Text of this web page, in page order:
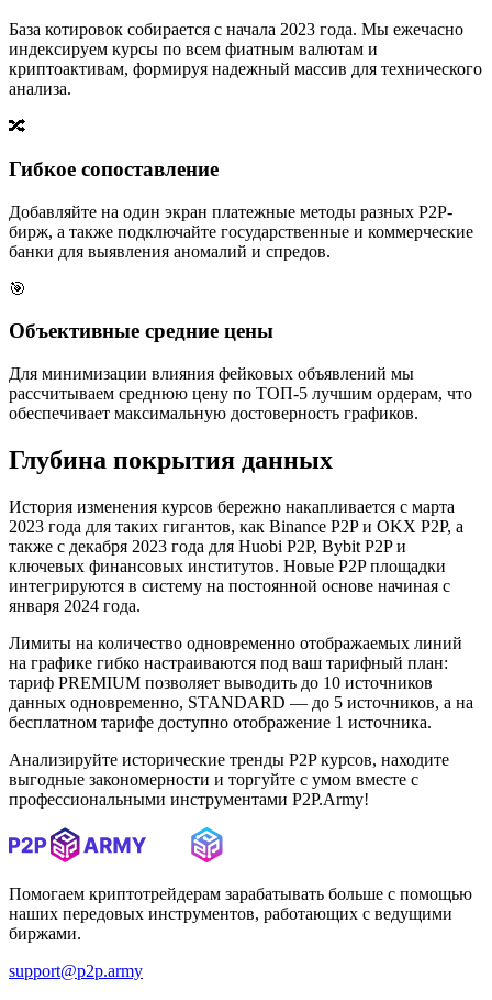
База котировок собирается с начала 2023 года. Мы ежечасно
индексируем курсы по всем фиатным валютам и
криптоактивам, формируя надежный массив для технического
анализа.
🔀
Гибкое сопоставление
Добавляйте на один экран платежные методы разных P2P-
бирж, а также подключайте государственные и коммерческие
банки для выявления аномалий и спредов.
🎯
Объективные средние цены
Для минимизации влияния фейковых объявлений мы
рассчитываем среднюю цену по ТОП-5 лучшим ордерам, что
обеспечивает максимальную достоверность графиков.
Глубина покрытия данных
История изменения курсов бережно накапливается с марта
2023 года для таких гигантов, как Binance P2P и OKX P2P, а
также с декабря 2023 года для Huobi P2P, Bybit P2P и
ключевых финансовых институтов. Новые P2P площадки
интегрируются в систему на постоянной основе начиная с
января 2024 года.
Лимиты на количество одновременно отображаемых линий
на графике гибко настраиваются под ваш тарифный план:
тариф PREMIUM позволяет выводить до 10 источников
данных одновременно, STANDARD — до 5 источников, а на
бесплатном тарифе доступно отображение 1 источника.
Анализируйте исторические тренды P2P курсов, находите
выгодные закономерности и торгуйте с умом вместе с
профессиональными инструментами P2P.Army!
Помогаем криптотрейдерам зарабатывать больше с помощью
наших передовых инструментов, работающих с ведущими
биржами.
support@p2p.army